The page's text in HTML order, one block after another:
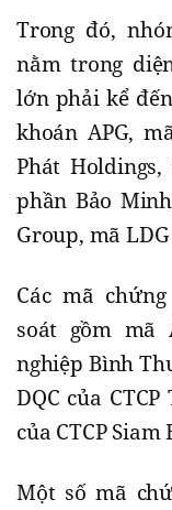
Trong đó,
nằm trong
lớn phải kể
khoán APG,
Phát
phần Bảo
Group, mã
Các mã
soát gồm mã
nghiệp Bình
DQC của
của CTCP
Một số mã